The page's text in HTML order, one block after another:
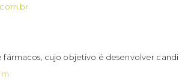
cujo objetivo é desenvolver